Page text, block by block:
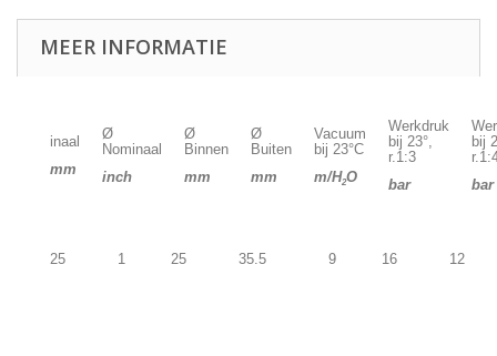
MEER INFORMATIE
inaal
mm
Ø
Nominaal
inch
Ø
Binnen
mm
Ø
Buiten
mm
Vacuum
bij 23°C
m/H2O
Werkdruk
bij 23°,
r.1:3
bar
bij
bar
25 1 25 35.5 9 16 12